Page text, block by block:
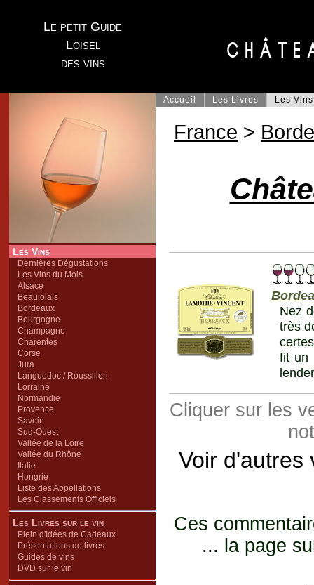
Le petit Guide
Loisel
des vins
Les Vins
Dernières Dégustations
Les Vins du Mois
Alsace
Beaujolais
Bordeaux
Bourgogne
Champagne
Charentes
Corse
Jura
Languedoc / Roussillon
Lorraine
Normandie
Provence
Savoie
Sud-Ouest
Vallée de la Loire
Vallée du Rhône
Italie
Hongrie
Liste des Appellations
Les Classements Officiels
Les Livres sur le vin
Plein d'Idées de Cadeaux
Présentations de livres
Guides de vins
DVD sur le vin
Accueil Les Livres Les Vins
France >
Nez
très
fit un
Cliquer sur les
Voir d'autres
Ces
... la page